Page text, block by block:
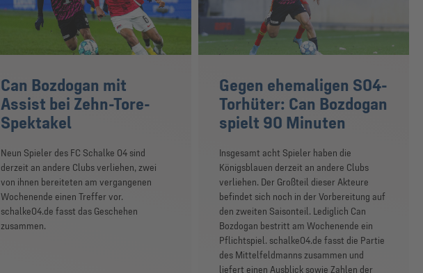
Can Bozdogan mit
Assist bei Zehn-Tore-
Spektakel
Neun Spieler des FC Schalke 04 sind
derzeit an andere Clubs verliehen, zwei
von ihnen bereiteten am vergangenen
Wochenende einen Treffer vor.
schalke04.de fasst das Geschehen
zusammen.
Gegen ehemaligen S04-
Torhüter: Can Bozdogan
spielt 90 Minuten
Insgesamt acht Spieler haben die
Königsblauen derzeit an andere Clubs
verliehen. Der Großteil dieser Akteure
befindet sich noch in der Vorbereitung auf
den zweiten Saisonteil. Lediglich Can
Bozdogan bestritt am Wochenende ein
Pflichtspiel. schalke04.de fasst die Partie
des Mittelfeldmanns zusammen und
liefert einen Ausblick sowie Zahlen der